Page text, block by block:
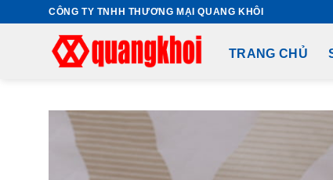
CÔNG TY TNHH THƯƠNG MẠI QUANG KHÔI
TRANG CHỦ